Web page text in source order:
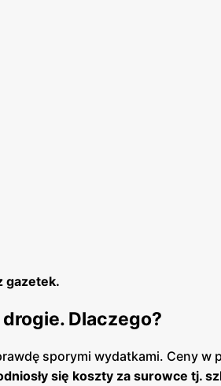
gazetek.
Dlaczego?
sporymi wydatkami. Ceny w
się koszty za surowce tj.